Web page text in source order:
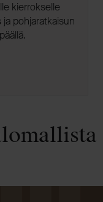
kierrokselle
ja pohjaratkaisun